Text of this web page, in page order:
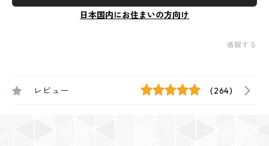
日本国内にお住まいの方向け
通報する
レビュー (264)